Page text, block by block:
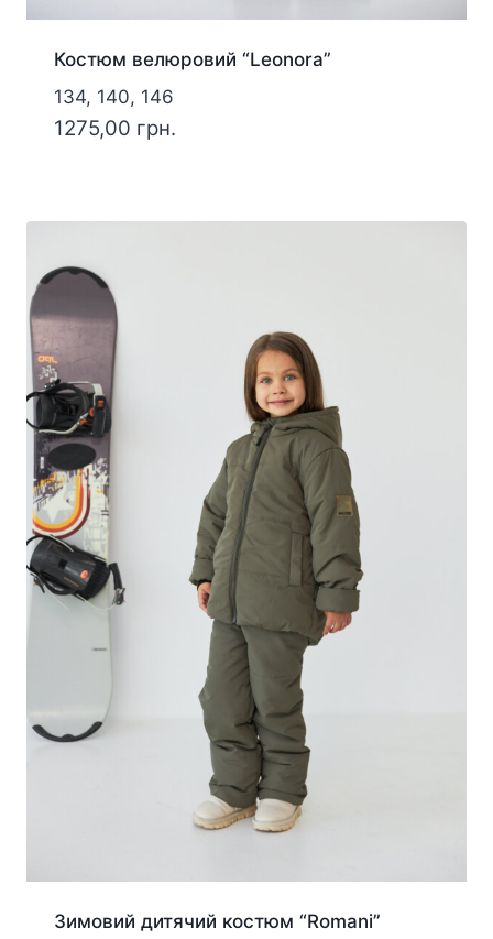
Костюм велюровий “Leonora”
134, 140, 146
1275,00 грн.
Зимовий дитячий костюм “Romani”